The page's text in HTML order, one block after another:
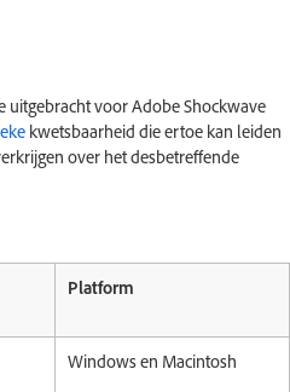
uitgebracht voor Adobe Shockwave
kwetsbaarheid die ertoe kan leiden
over het desbetreffende
Platform
Windows en Macintosh